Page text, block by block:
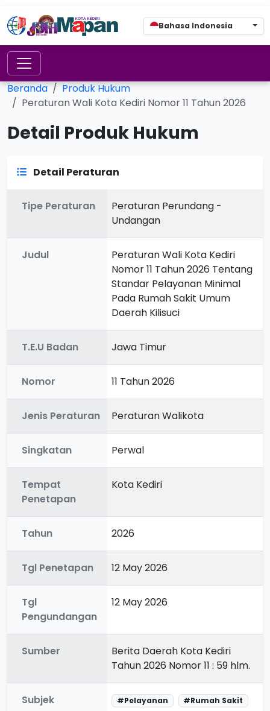
Bahasa Indonesia
Beranda
Produk Hukum
Peraturan Wali Kota Kediri Nomor 11 Tahun 2026
Detail Produk Hukum
Detail Peraturan
Tipe Peraturan
Peraturan Perundang -
Undangan
Judul
Peraturan Wali Kota Kediri
Nomor 11 Tahun 2026 Tentang
Standar Pelayanan Minimal
Pada Rumah Sakit Umum
Daerah Kilisuci
T.E.U Badan Jawa Timur
Nomor 11 Tahun 2026
Jenis Peraturan Peraturan Walikota
Singkatan Perwal
Tempat
Penetapan
Kota Kediri
Tahun 2026
Tgl Penetapan 12 May 2026
Tgl
Pengundangan
12 May 2026
Sumber
Berita Daerah Kota Kediri
Tahun 2026 Nomor 11 : 59 hlm.
Subjek #Pelayanan #Rumah Sakit